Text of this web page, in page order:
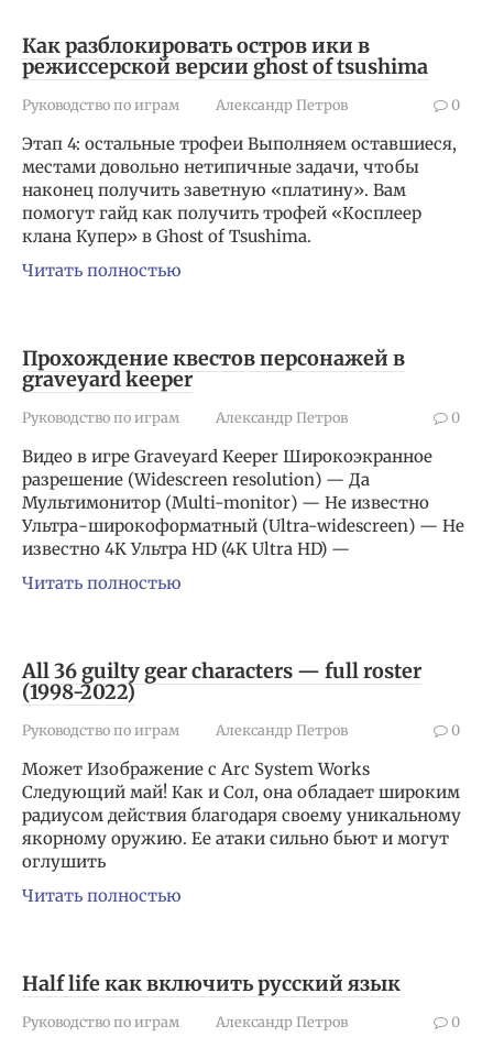
Как разблокировать остров ики в
режиссерской версии ghost of tsushima
Руководство по играм Александр Петров 0
Этап 4: остальные трофеи Выполняем оставшиеся,
местами довольно нетипичные задачи, чтобы
наконец получить заветную «платину». Вам
помогут гайд как получить трофей «Косплеер
клана Купер» в Ghost of Tsushima.
Читать полностью
Прохождение квестов персонажей в
graveyard keeper
Руководство по играм Александр Петров 0
Видео в игре Graveyard Keeper Широкоэкранное
разрешение (Widescreen resolution) — Да
Мультимонитор (Multi-monitor) — Не известно
Ультра-широкоформатный (Ultra-widescreen) — Не
известно 4K Ультра HD (4K Ultra HD) —
Читать полностью
All 36 guilty gear characters — full roster
(1998-2022)
Руководство по играм Александр Петров 0
Может Изображение с Arc System Works
Следующий май! Как и Сол, она обладает широким
радиусом действия благодаря своему уникальному
якорному оружию. Ее атаки сильно бьют и могут
оглушить
Читать полностью
Half life как включить русский язык
Руководство по играм Александр Петров 0